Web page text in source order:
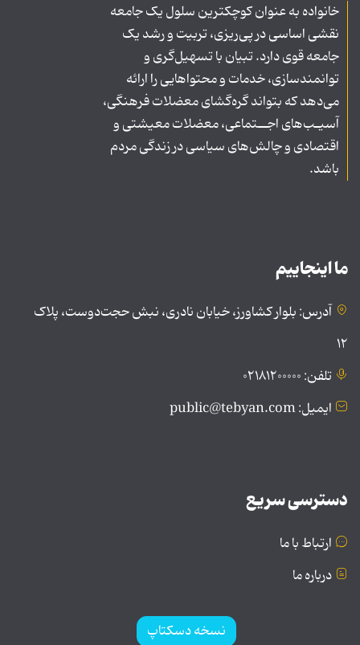
خانواده به عنوان کوچکترین سلول یک جامعه
نقشی اساسی در پی‌ریزی، تربیت و رشد یک
جامعه قوی دارد. تبیان با تسهیل‌گری و
توانمندسازی، خدمات و محتواهایی را ارائه
می‌دهد که بتواند گره‌گشای معضلات فرهنگی،
آسیـب‌های اجــتماعی، معضلات معیشتی و
اقتصادی و چالش‌های سیاسی در زندگی مردم
باشد.
ما اینجاییم
آدرس: بلوار کشاورز، خیابان نادری، نبش حجت‌دوست، پلاک
۱۲
تلفن: ۰۲۱۸۱۲۰۰۰۰۰
ایمیل: public@tebyan.com
دسترسی سریع
ارتباط با ما
درباره ما
نسخه دسکتاپ